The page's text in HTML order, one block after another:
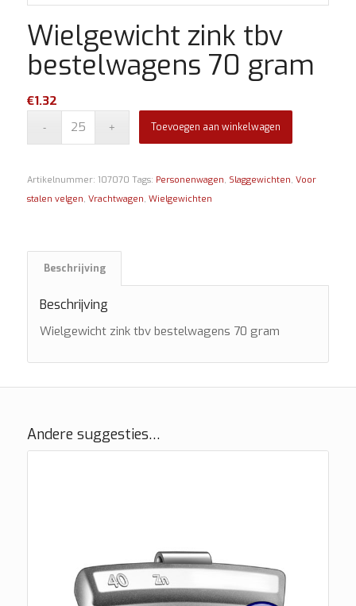
Wielgewicht zink tbv
bestelwagens 70 gram
€1.32
Toevoegen aan winkelwagen
Artikelnummer: 107070 Tags: Personenwagen, Slaggewichten, Voor
stalen velgen, Vrachtwagen, Wielgewichten
Beschrijving
Beschrijving
Wielgewicht zink tbv bestelwagens 70 gram
Andere suggesties…